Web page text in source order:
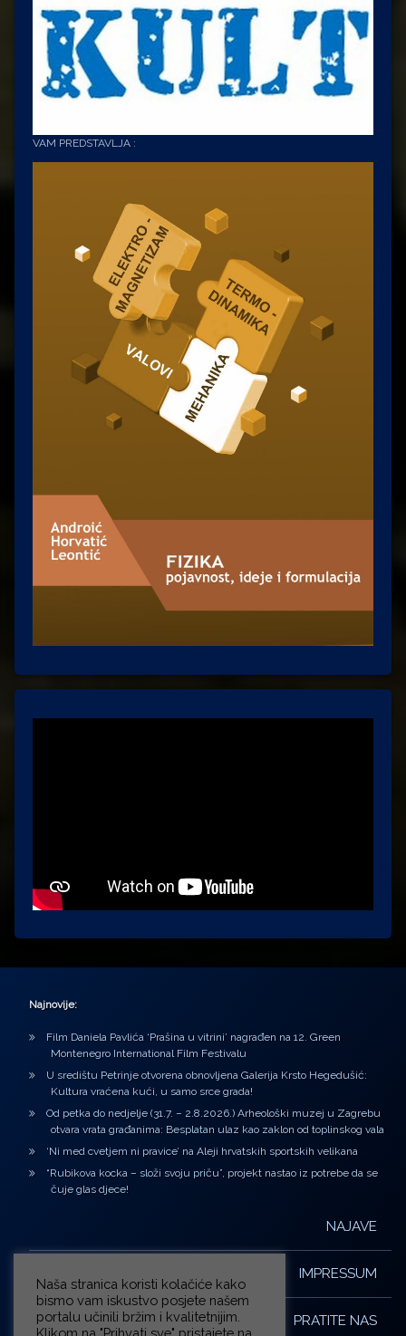
VAM PREDSTAVLJA :
Najnovije:
Film Daniela Pavlića ‘Prašina u vitrini’ nagrađen na 12. Green
Montenegro International Film Festivalu
U središtu Petrinje otvorena obnovljena Galerija Krsto Hegedušić:
Kultura vraćena kući, u samo srce grada!
Od petka do nedjelje (31.7. – 2.8.2026.) Arheološki muzej u Zagrebu
otvara vrata građanima: Besplatan ulaz kao zaklon od toplinskog vala
‘Ni med cvetjem ni pravice’ na Aleji hrvatskih sportskih velikana
“Rubikova kocka – složi svoju priču”, projekt nastao iz potrebe da se
čuje glas djece!
NAJAVE
IMPRESSUM
PRATITE NAS
Naša stranica koristi kolačiće kako
bismo vam iskustvo posjete našem
portalu učinili bržim i kvalitetnijim.
Klikom na "Prihvati sve" pristajete na